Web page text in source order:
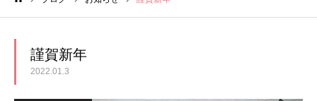
謹賀新年
2022.01.3